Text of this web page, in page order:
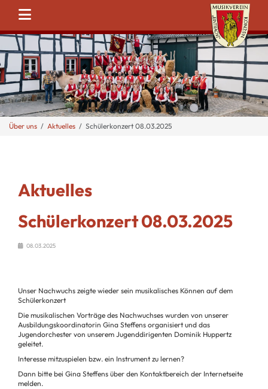
Über uns Aktuelles Schülerkonzert 08.03.2025
Aktuelles
Schülerkonzert 08.03.2025
08.03.2025
Unser Nachwuchs zeigte wieder sein musikalisches Können auf dem
Schülerkonzert
Die musikalischen Vorträge des Nachwuchses wurden von unserer
Ausbildungskoordinatorin Gina Steffens organisiert und das
Jugendorchester von unserem Jugenddirigenten Dominik Huppertz
geleitet.
Interesse mitzuspielen bzw. ein Instrument zu lernen?
Dann bitte bei Gina Steffens über den Kontaktbereich der Internetseite
melden.